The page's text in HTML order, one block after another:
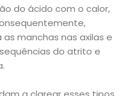
do ácido com o calor,
manchas nas axilas e
do atrito e